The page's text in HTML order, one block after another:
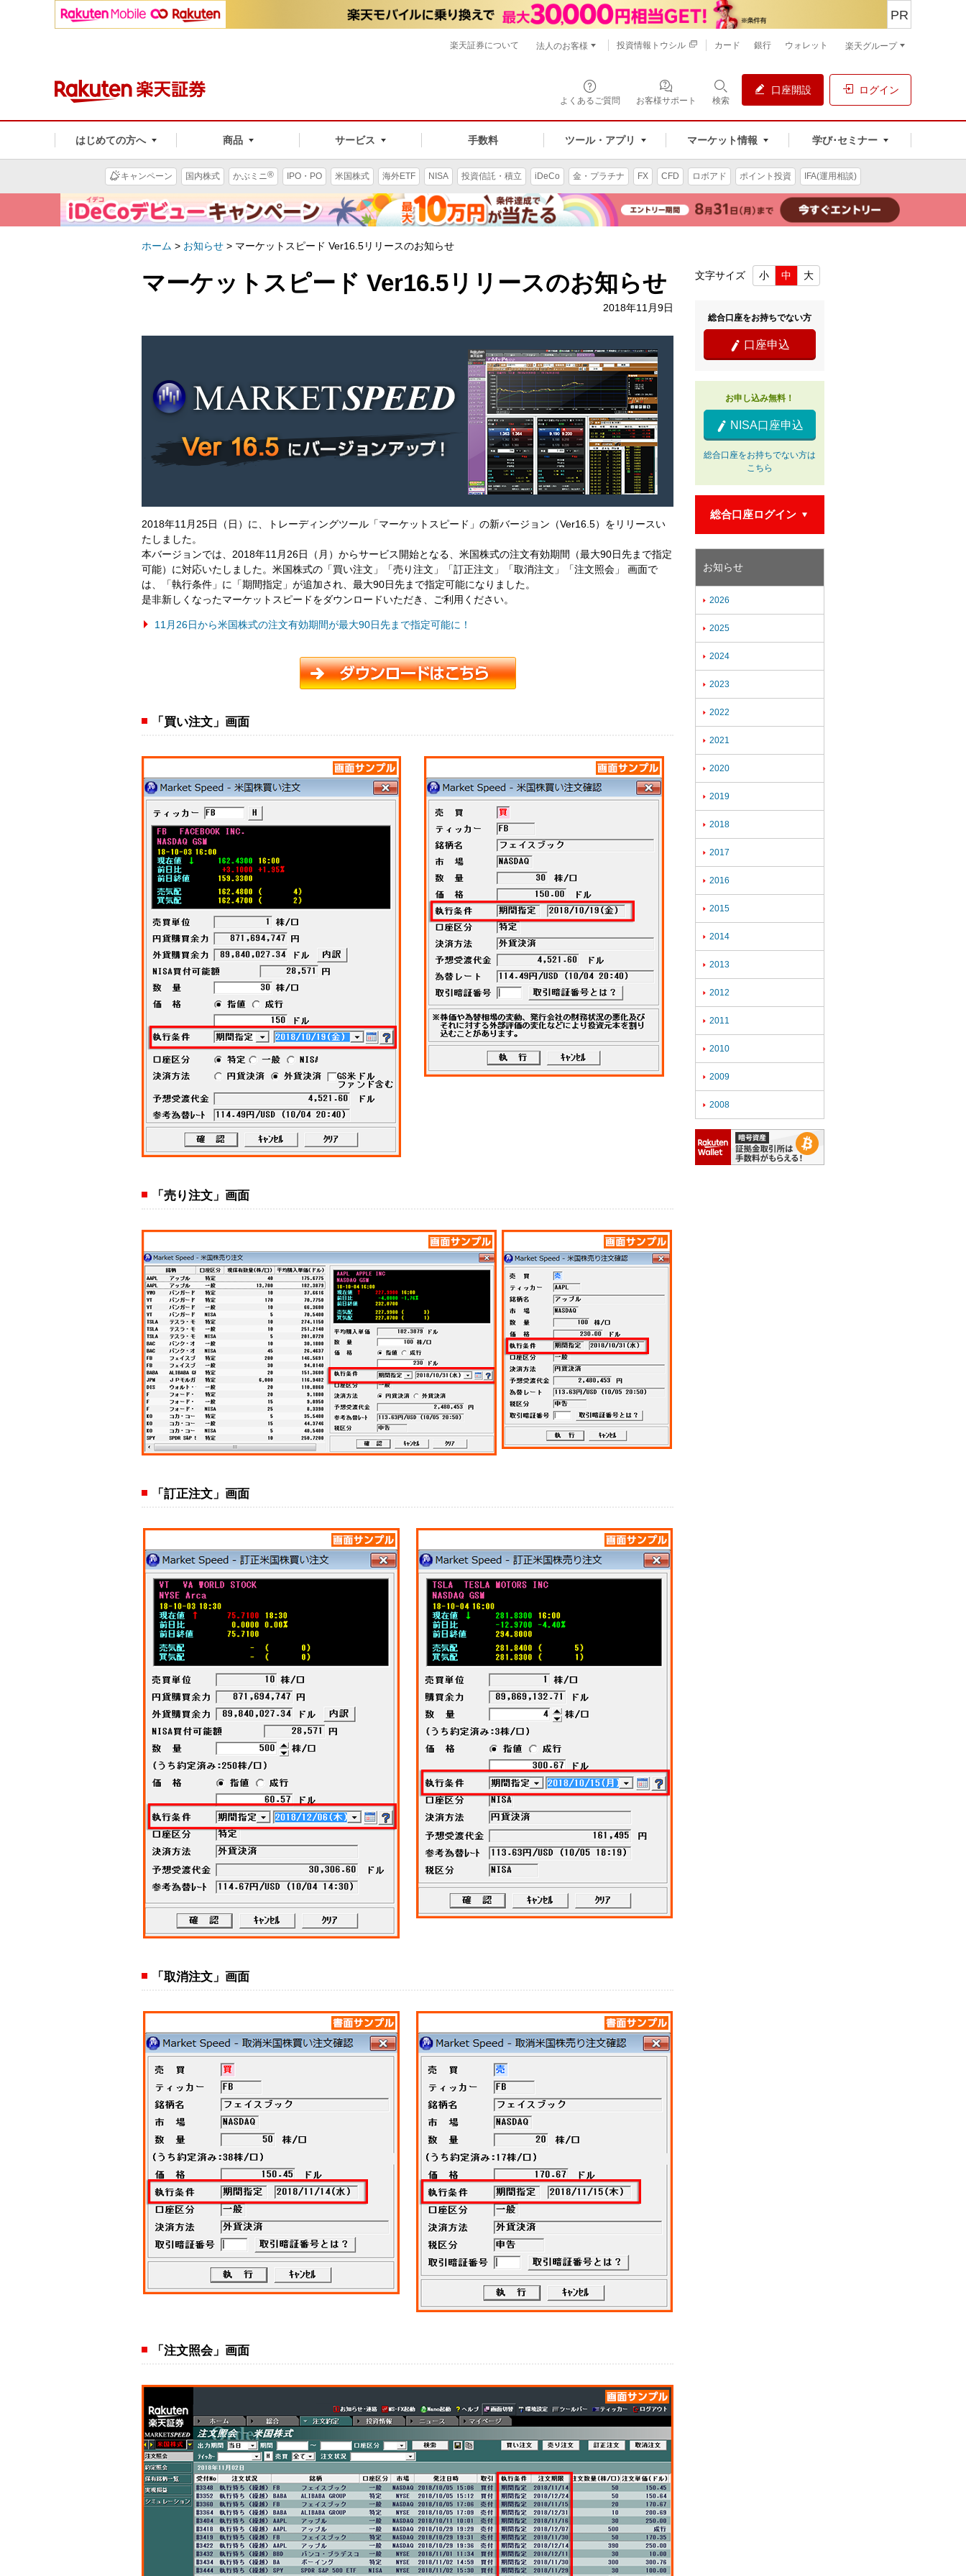
よくあるご質問 お客様サポート 検索
口座開設 ログイン
はじめての方へ 商品 サービス 手数料 ツール・アプリ マーケット情報 学び･セミナー
PR
楽天証券について 法人のお客様 投資情報トウシル カード 銀行 ウォレット 楽天グループ
キャンペーン 国内株式 かぶミニ® IPO・PO 米国株式 海外ETF NISA 投資信託・積立 iDeCo 金・プラチナ FX CFD ロボアド ポイント投資 IFA(運用相談)
ホーム > お知らせ > マーケットスピード Ver16.5リリースのお知らせ
マーケットスピード Ver16.5リリースのお知らせ
2018年11月9日
2018年11月25日（日）に、トレーディングツール「マーケットスピード」の新バージョン（Ver16.5）をリリースい
たしました。
本バージョンでは、2018年11月26日（月）からサービス開始となる、米国株式の注文有効期間（最大90日先まで指定
可能）に対応いたしました。米国株式の「買い注文」「売り注文」「訂正注文」「取消注文」「注文照会」 画面で
は、「執行条件」に「期間指定」が追加され、最大90日先まで指定可能になりました。
是非新しくなったマーケットスピードをダウンロードいただき、ご利用ください。
11月26日から米国株式の注文有効期間が最大90日先まで指定可能に！
「買い注文」画面
「売り注文」画面
「訂正注文」画面
「取消注文」画面
「注文照会」画面
文字サイズ 小 中 大
総合口座をお持ちでない方
 口座申込
お申し込み無料！
 NISA口座申込
総合口座をお持ちでない方は
こちら
総合口座ログイン
お知らせ
 2026
 2025
 2024
 2023
 2022
 2021
 2020
 2019
 2018
 2017
 2016
 2015
 2014
 2013
 2012
 2011
 2010
 2009
 2008